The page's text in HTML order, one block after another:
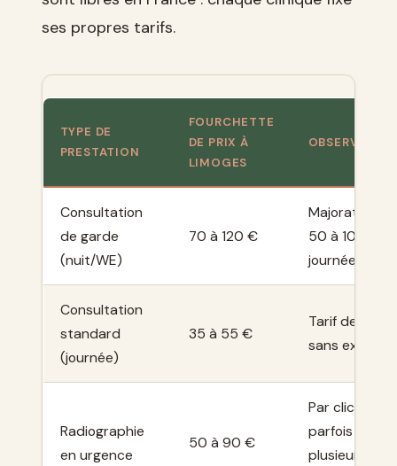
ses propres tarifs.
TYPE DE
PRESTATION
FOURCHETTE
DE PRIX À
LIMOGES
Consultation
de garde
(nuit/WE)
70 à 120 €
Majoration de
50 à 100 %
journée
Consultation
standard
(journée)
35 à 55 €
Tarif de base
sans
Radiographie
en urgence
50 à 90 €
Par cliché,
parfois
plusieurs